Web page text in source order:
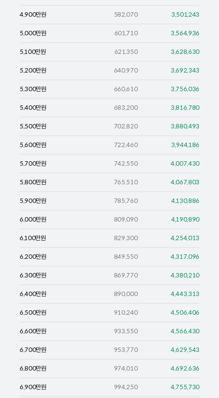
4,900만원 582,070 3,501,243
5,000만원 601,710 3,564,936
5,100만원 621,350 3,628,630
5,200만원 640,970 3,692,343
5,300만원 660,610 3,756,036
5,400만원 683,200 3,816,780
5,500만원 702,820 3,880,493
5,600만원 722,460 3,944,186
5,700만원 742,550 4,007,430
5,800만원 765,510 4,067,803
5,900만원 785,760 4,130,886
6,000만원 809,090 4,190,890
6,100만원 829,300 4,254,013
6,200만원 849,550 4,317,096
6,300만원 869,770 4,380,210
6,400만원 890,000 4,443,313
6,500만원 910,240 4,506,406
6,600만원 933,550 4,566,430
6,700만원 953,770 4,629,543
6,800만원 974,010 4,692,636
6,900만원 994,250 4,755,730